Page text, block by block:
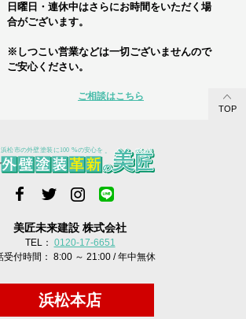
日曜日・連休中はさらにお時間をいただく場
合がございます。
※しつこい営業などは一切ございませんので
ご安心ください。
ご相談はこちら
TOP
美匠未来建設 株式会社
TEL： 0120-17-6651
受付時間： 8:00 ～ 21:00 / 年中無休
浜松本店